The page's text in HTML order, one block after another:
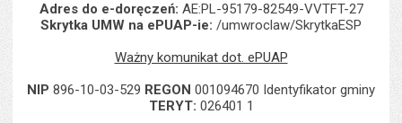
Adres do e-doręczeń: AE:PL-95179-82549-VVTFT-27
Skrytka UMW na ePUAP-ie: /umwroclaw/SkrytkaESP
Ważny komunikat dot. ePUAP
NIP 896-10-03-529 REGON 001094670 Identyfikator gminy
TERYT: 026401 1